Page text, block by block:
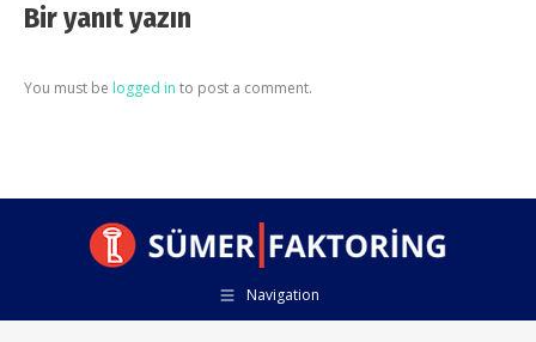
Bir yanıt yazın
You must be logged in to post a comment.
Navigation